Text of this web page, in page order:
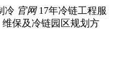
冷 官网 17年冷链工程服
保及冷链园区规划方